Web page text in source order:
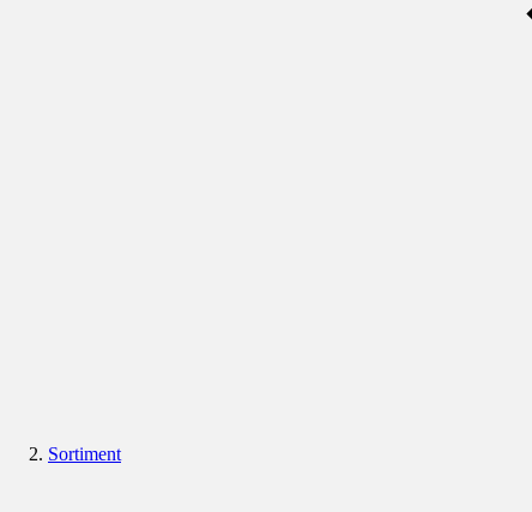
Sortiment